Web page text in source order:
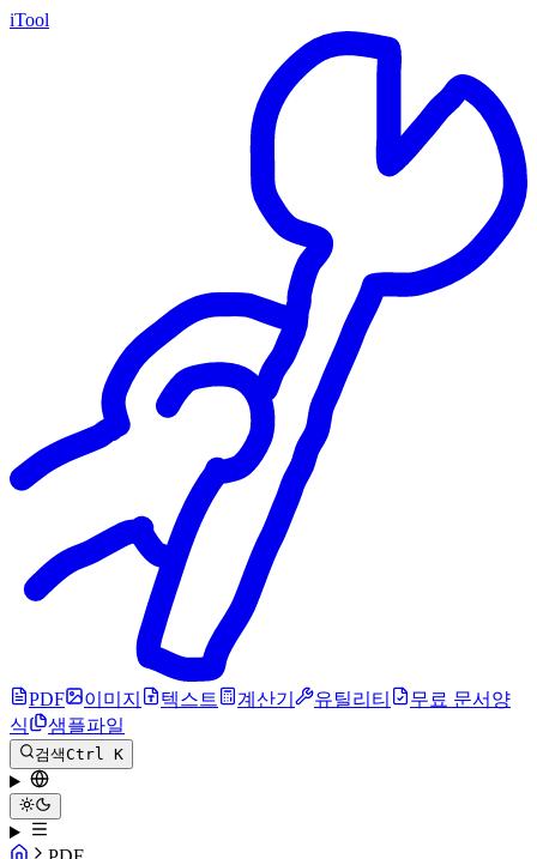
iTool
PDF 이미지 텍스트 계산기 유틸리티
무료 문서양
식
샘플파일
검색Ctrl K